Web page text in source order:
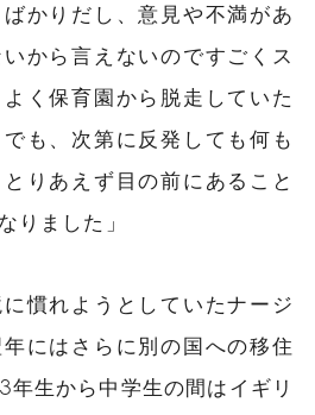
かりだし、意見や不満があ
から言えないのですごくス
く保育園から脱走していた
でも、次第に反発しても何も
りあえず目の前にあること
りました」
慣れようとしていたナージ
にはさらに別の国への移住
年生から中学生の間はイギリ